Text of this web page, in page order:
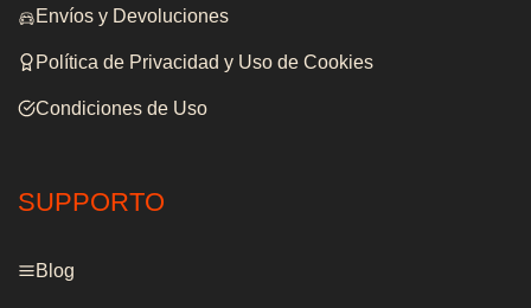
Envíos y Devoluciones
Política de Privacidad y Uso de Cookies
Condiciones de Uso
SUPPORTO
Blog